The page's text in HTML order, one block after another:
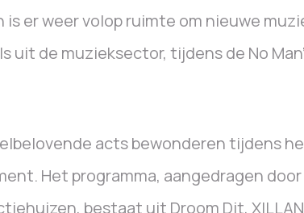
er weer volop ruimte om nieuwe
uit de muzieksector, tijdens de No
acts bewonderen tijdens
Het programma, aangedragen door
bestaat uit Droom Dit,